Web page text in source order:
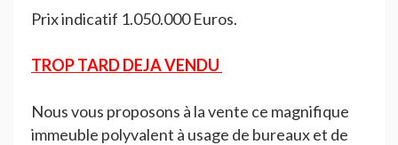
Prix indicatif 1.050.000 Euros.
TROP TARD DEJA VENDU
Nous vous proposons à la vente ce magnifique
immeuble polyvalent à usage de bureaux et de